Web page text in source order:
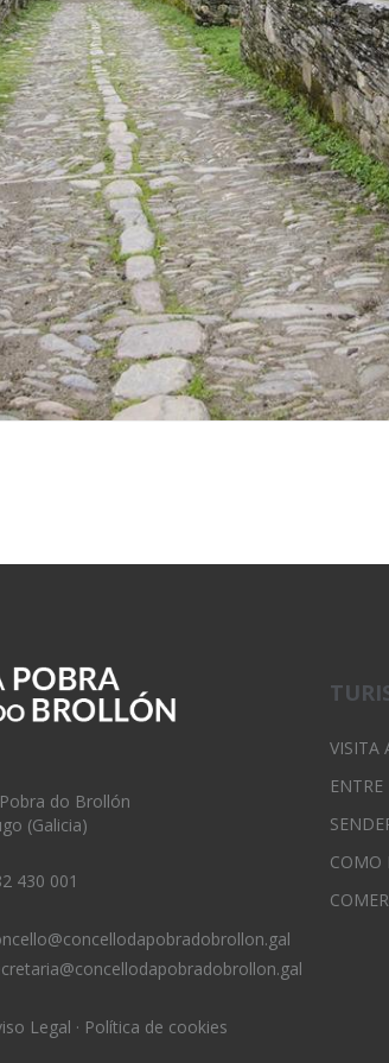
do Brollón
(Galicia)
430 001
Legal · Política de cookies
VISITA
COMO